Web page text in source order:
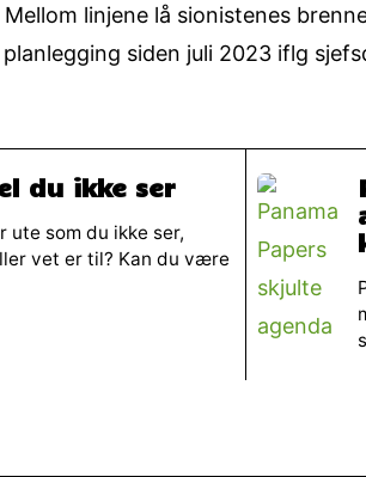
linjene lå sionistenes
siden juli 2023 iflg
du ikke ser
ute som du ikke ser,
vet er til? Kan du være